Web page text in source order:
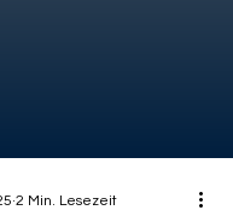
2 Min. Lesezeit